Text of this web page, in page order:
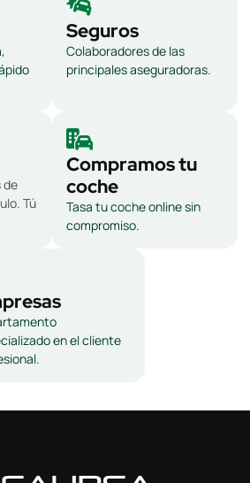
Seguros
Colaboradores de las
principales aseguradoras.
de
Tú
Compramos tu
coche
Tasa tu coche online sin
compromiso.
en el cliente